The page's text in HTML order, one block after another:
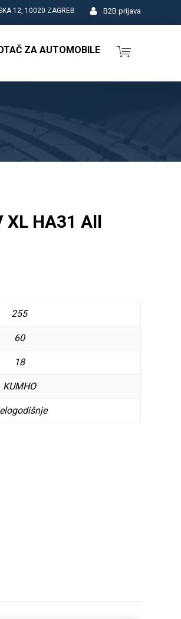
B2B prijava
12, 10020 ZAGREB
ZA AUTOMOBILE
XL HA31 All
255
60
18
KUMHO